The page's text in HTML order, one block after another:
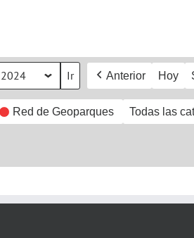
Anterior Hoy
Red de Geoparques Todas las